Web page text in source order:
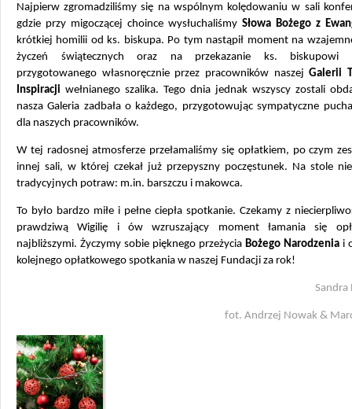
Najpierw zgromadziliśmy się na wspólnym kolędowaniu w sali
gdzie przy migoczącej choince wysłuchaliśmy Słowa Bożego z
krótkiej homilii od ks. biskupa. Po tym nastąpił moment na
życzeń świątecznych oraz na przekazanie ks. biskupowi
przygotowanego własnoręcznie przez pracowników naszejGalerii
Inspiracji wełnianego szalika. Tego dnia jednak wszyscy zostali
nasza Galeria zadbała o każdego, przygotowując sympatyczne
dla naszych pracowników.
W tej radosnej atmosferze przełamaliśmy się opłatkiem, po czym
innej sali, w której czekał już przepyszny poczęstunek. Na stole nie
tradycyjnych potraw: m.in. barszczu i makowca.
To było bardzo miłe i pełne ciepła spotkanie. Czekamy z
prawdziwą Wigilię i ów wzruszający moment łamania się
najbliższymi. Życzymy sobie pięknego przeżycia Bożego Narodzenia i
kolejnego opłatkowego spotkania w naszej Fundacji za rok!
Sandra
fot. Andrzej Nowak &